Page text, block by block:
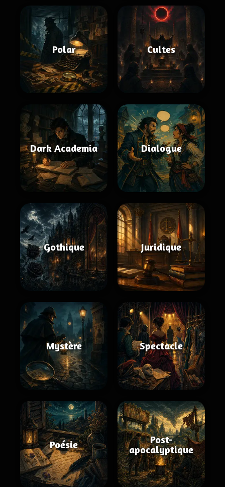
Polar Cultes
Dark Academia Dialogue
Gothique Juridique
Mystère Spectacle
Poésie
Post-
apocalyptique